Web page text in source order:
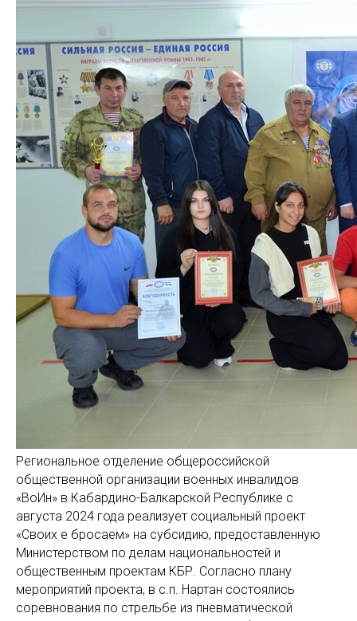
Региональное отделение общероссийской
общественной организации военных инвалидов
«ВоИн» в Кабардино-Балкарской Республике с
августа 2024 года реализует социальный проект
«Своих е бросаем» на субсидию, предоставленную
Министерством по делам национальностей и
общественным проектам КБР. Согласно плану
мероприятий проекта, в с.п. Нартан состоялись
соревнования по стрельбе из пневматической